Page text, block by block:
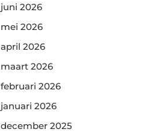
juni 2026
mei 2026
april 2026
maart 2026
februari 2026
januari 2026
december 2025